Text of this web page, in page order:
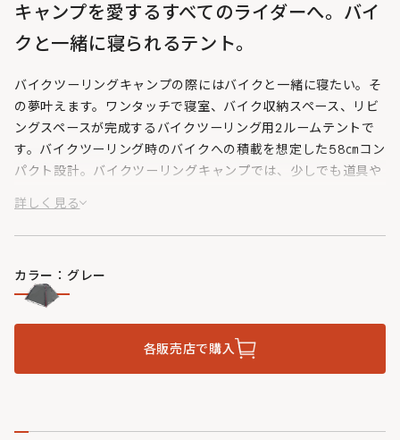
キャンプを愛するすべてのライダーへ。バイ
クと一緒に寝られるテント。
バイクツーリングキャンプの際にはバイクと一緒に寝たい。そ
の夢叶えます。ワンタッチで寝室、バイク収納スペース、リビ
ングスペースが完成するバイクツーリング用2ルームテントで
す。バイクツーリング時のバイクへの積載を想定した58㎝コン
パクト設計。バイクツーリングキャンプでは、少しでも道具や
より、タンデムツーリングでは尚更。そんなライダーズのツー
リングキャンプをより豊かに手軽にする、夢のライダーズバイ
詳しく見る
カラー：グレー
各販売店で購入